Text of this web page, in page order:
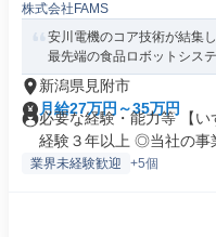
株式会社FAMS
安川電機のコア技術が結集
最先端の食品ロボットシス
新潟県見附市
月給27万円～35万円
必要な経験・能力等 【
経験３年以上 ◎当社の事
業界未経験歓迎 +5個